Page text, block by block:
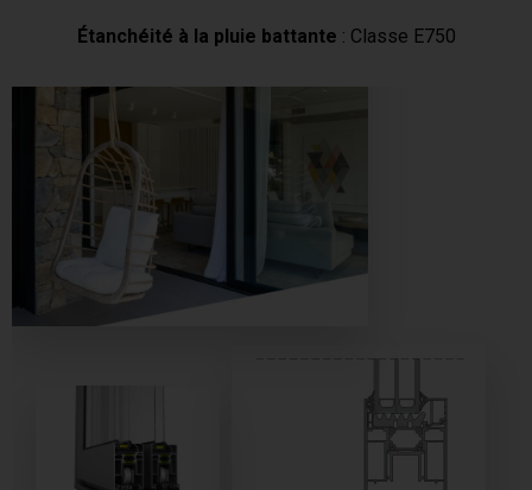
Étanchéité à la pluie battante : Classe E750